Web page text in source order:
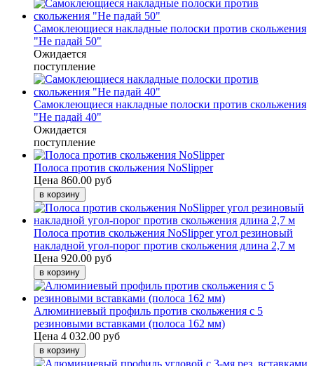
Самоклеющиеся накладные полоски против скольжения
"Не падай 50"
Ожидается
поступление
Самоклеющиеся накладные полоски против скольжения
"Не падай 40"
Ожидается
поступление
Полоса против скольжения NoSlipper
Цена 860.00 руб
Полоса против скольжения NoSlipper угол резиновый
накладной угол-порог против скольжения длина 2,7 м
Цена 920.00 руб
Алюминиевый профиль против скольжения с 5
резиновыми вставками (полоса 162 мм)
Цена 4 032.00 руб